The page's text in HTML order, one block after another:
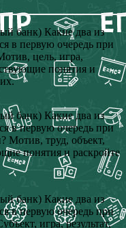
банк) Какие два из
в первую очередь при
цель, игра,
понятия и
банк) Какие два из
в первую очередь при
Мотив, труд, объект,
понятия и раскройте
банк) Какие два из
в первую очередь при
игра, результат,